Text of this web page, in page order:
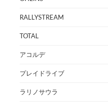
RALLYSTREAM
TOTAL
アコルデ
プレイドライブ
ラリノサウラ